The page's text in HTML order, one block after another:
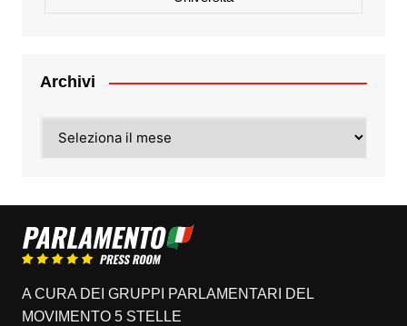
Archivi
A CURA DEI GRUPPI PARLAMENTARI DEL
MOVIMENTO 5 STELLE